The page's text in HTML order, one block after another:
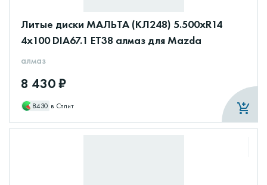
Литые диски МАЛЬТА (КЛ248) 5.500xR14
4x100 DIA67.1 ET38 алмаз для Mazda
алмаз
8 430 ₽
8430 в Сплит